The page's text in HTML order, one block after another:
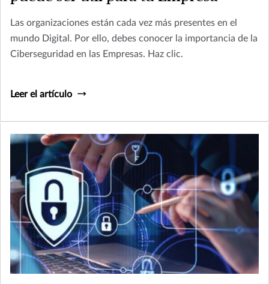
Las organizaciones están cada vez más presentes en el
mundo Digital. Por ello, debes conocer la importancia de la
Ciberseguridad en las Empresas. Haz clic.
Leer el artículo